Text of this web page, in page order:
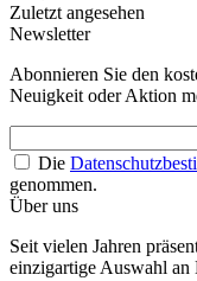
Zuletzt angesehen
Newsletter
Abonnieren Sie den
Neuigkeit oder Aktion
Die
genommen.
Über uns
Seit vielen Jahren
einzigartige Auswahl an